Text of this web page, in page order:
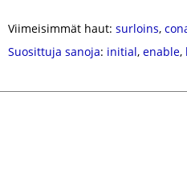
Viimeisimmät haut: surloins,
Suosittuja sanoja: initial, enable,